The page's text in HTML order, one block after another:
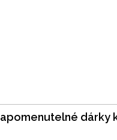
dárky